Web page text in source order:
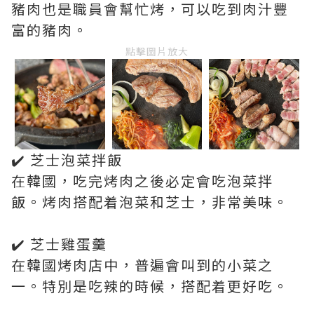
豬肉也是職員會幫忙烤，可以吃到肉汁豐
富的豬肉。
點擊圖片放大
✔️ 芝士泡菜拌飯
在韓國，吃完烤肉之後必定會吃泡菜拌
飯。烤肉搭配着泡菜和芝士，非常美味。
✔️ 芝士雞蛋羹
在韓國烤肉店中，普遍會叫到的小菜之
一。特別是吃辣的時候，搭配着更好吃。